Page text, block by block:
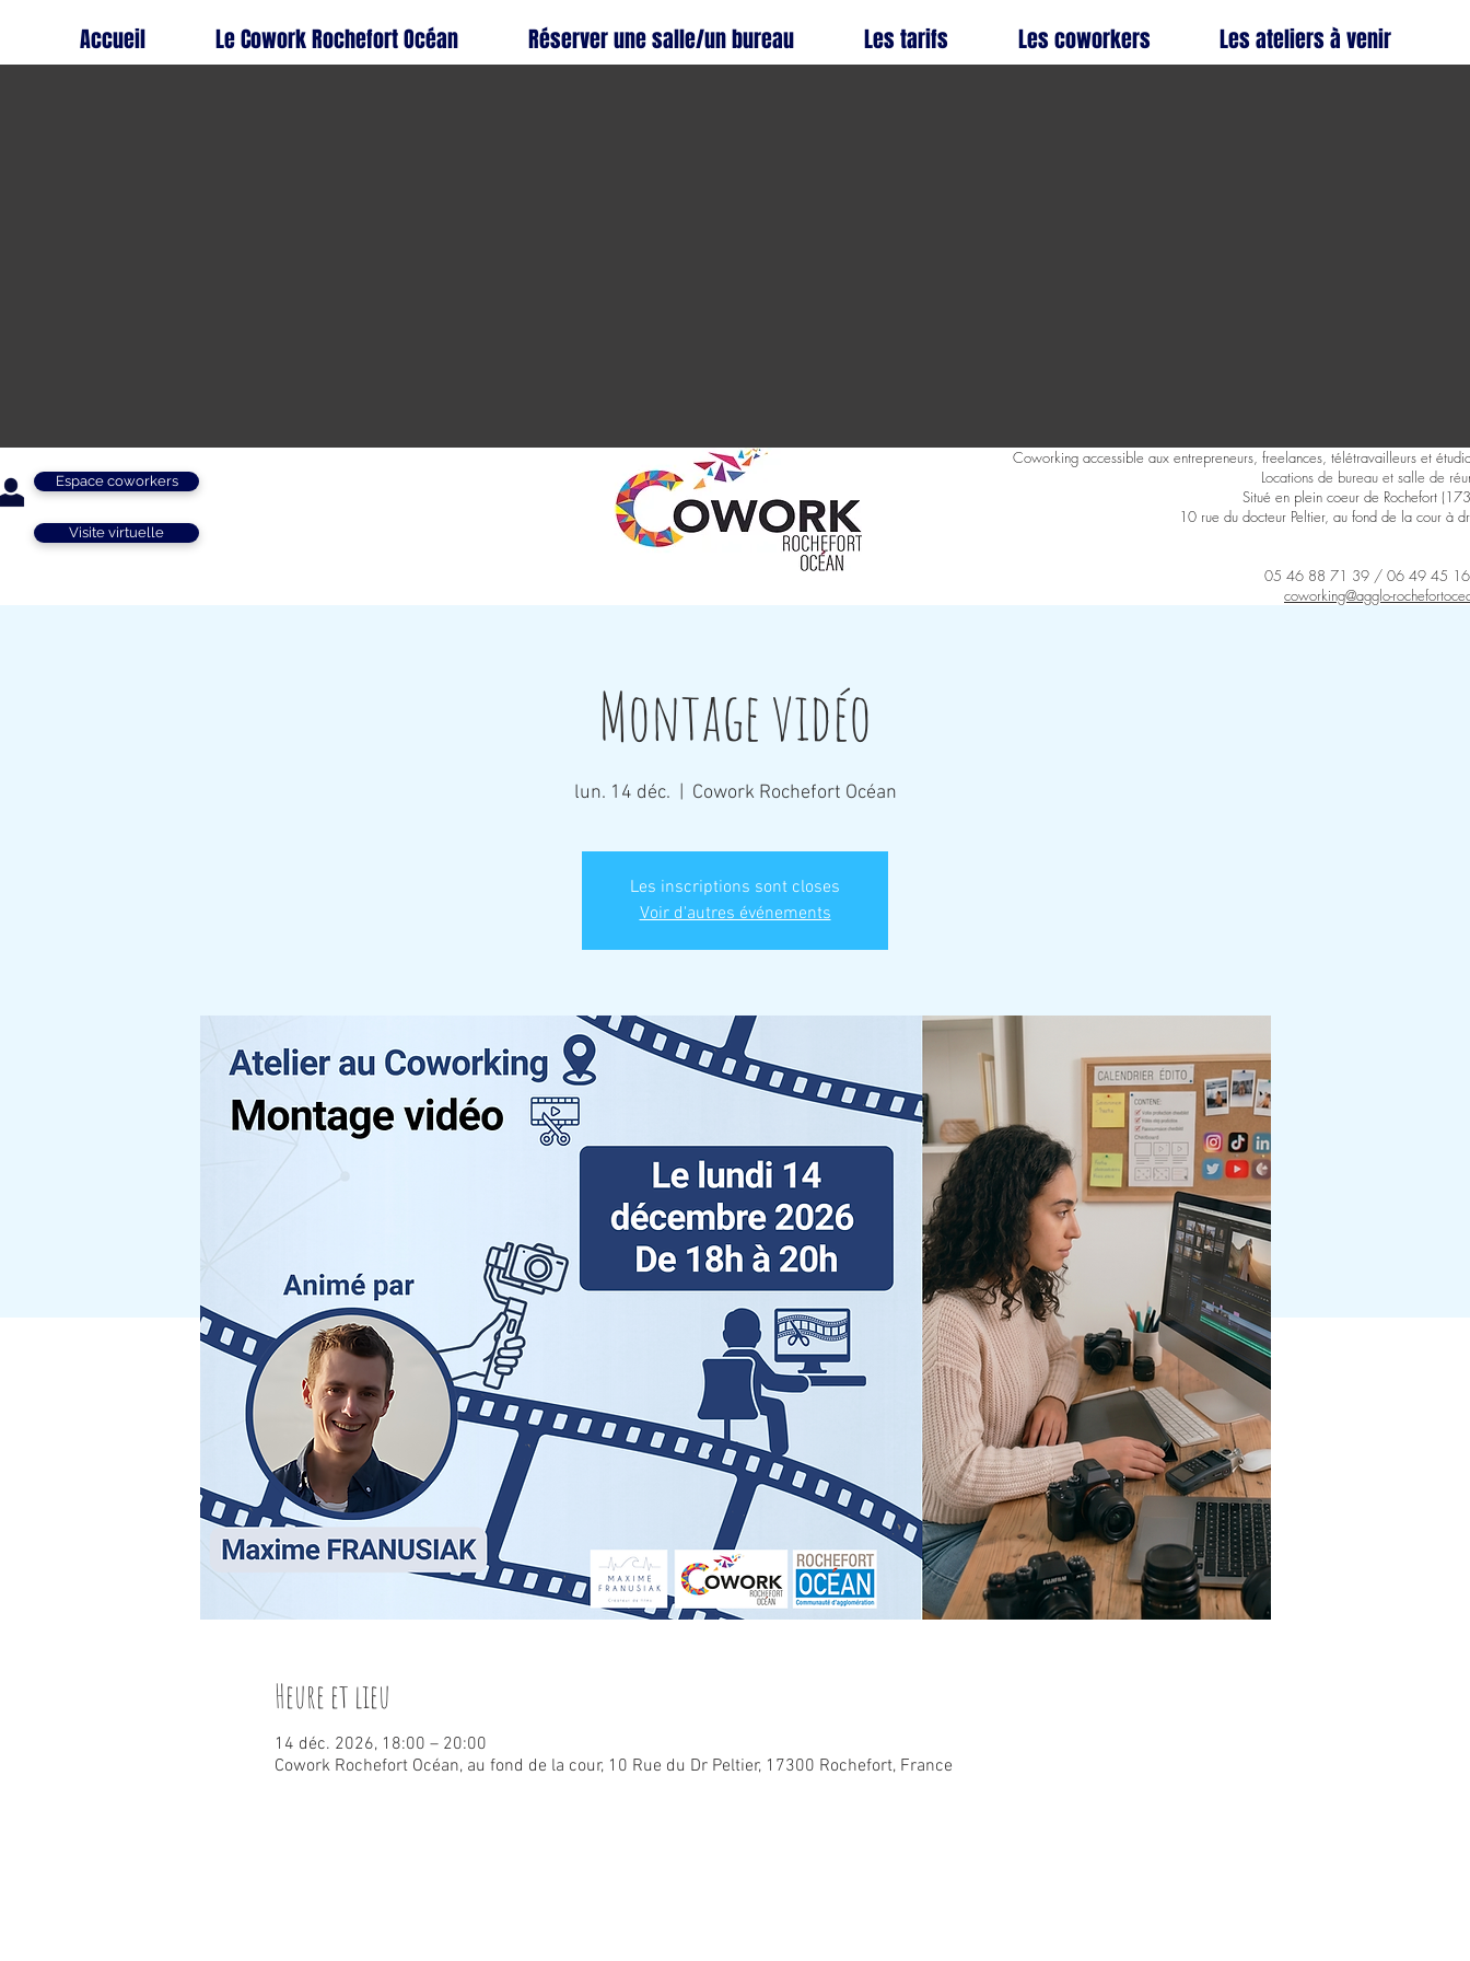
Accueil Le Cowork Rochefort Océan Réserver une salle/un bureau Les tarifs Les coworkers Les ateliers à venir
Espace coworkers
Visite virtuelle
Coworking accessible aux entrepreneurs, freelances, télétravailleurs et
Locations de bureau et salle de
Situé en plein coeur de Rochefort
10 rue du docteur Peltier, au fond de la cour à
05 46 88 71 39 / 06 49 45
coworking@agglo-
Montage vidéo
lun. 14 déc. Cowork Rochefort Océan
Les inscriptions sont closes
Voir d'autres événements
Heure et lieu
14 déc. 2026, 18:00 – 20:00
Cowork Rochefort Océan, au fond de la cour, 10 Rue du Dr Peltier, 17300 Rochefort, France